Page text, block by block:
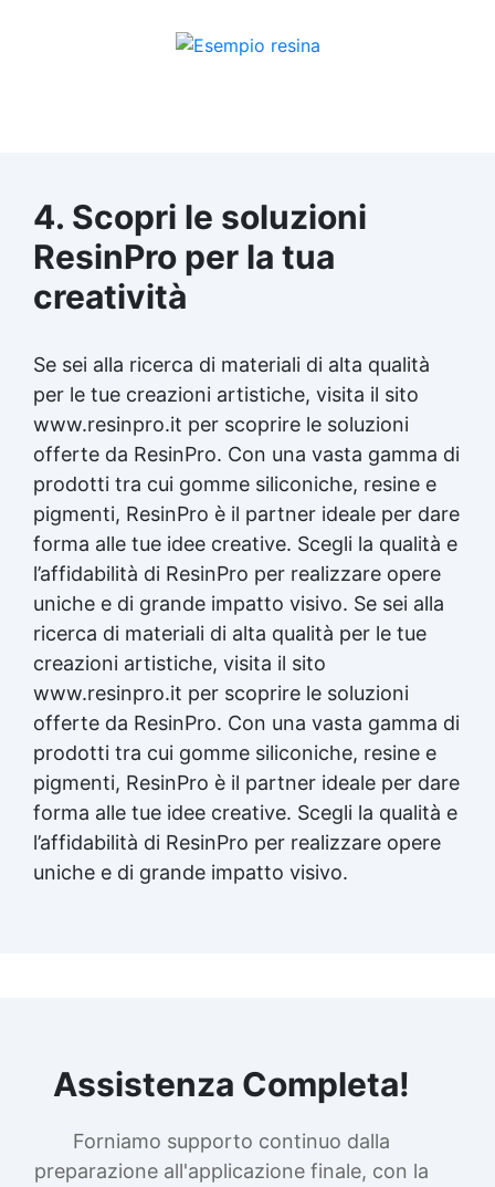
4. Scopri le soluzioni
ResinPro per la tua
creatività
Se sei alla ricerca di materiali di alta qualità
per le tue creazioni artistiche, visita il sito
www.resinpro.it per scoprire le soluzioni
offerte da ResinPro. Con una vasta gamma di
prodotti tra cui gomme siliconiche, resine e
pigmenti, ResinPro è il partner ideale per dare
forma alle tue idee creative. Scegli la qualità e
l’affidabilità di ResinPro per realizzare opere
uniche e di grande impatto visivo. Se sei alla
ricerca di materiali di alta qualità per le tue
creazioni artistiche, visita il sito
www.resinpro.it per scoprire le soluzioni
offerte da ResinPro. Con una vasta gamma di
prodotti tra cui gomme siliconiche, resine e
pigmenti, ResinPro è il partner ideale per dare
forma alle tue idee creative. Scegli la qualità e
l’affidabilità di ResinPro per realizzare opere
uniche e di grande impatto visivo.
Assistenza Completa!
Forniamo supporto continuo dalla
preparazione all'applicazione finale, con la